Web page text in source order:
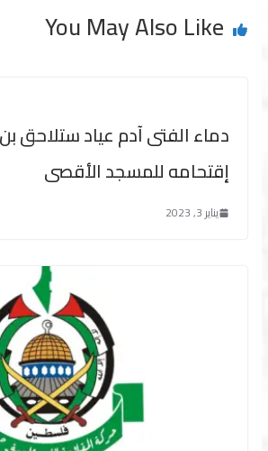
You May Also Like
دماء الفتى آدم عياد ستلاحق
إقتحامه للمسجد الأقصى
يناير 3, 2023